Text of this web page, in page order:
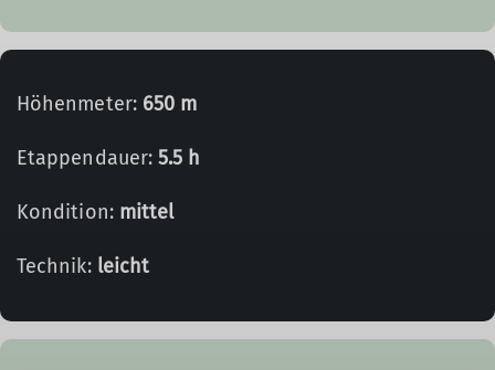
Höhenmeter: 650 m
Etappendauer:5.5 h
Kondition: mittel
Technik: leicht